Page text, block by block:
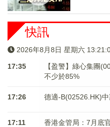
快訊
2026年8月8日 星期六
17:35
【盈警】綠心集團
不少於85%
17:26 德適-B(02526.HK)
17:11 香港金管局：7月底